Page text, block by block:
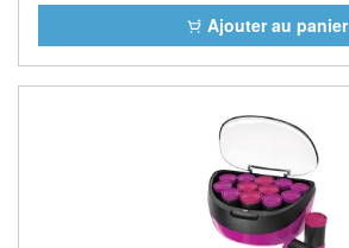
Ajouter au panier